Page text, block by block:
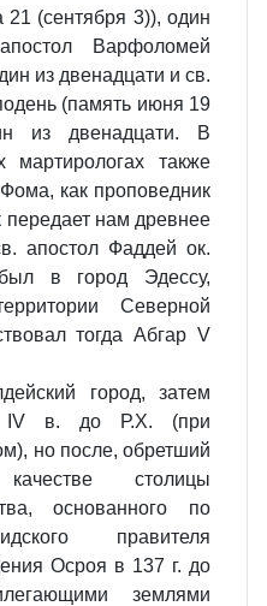
21 (сентября 3)), один
Варфоломей
из двенадцати и св.
(память июня 19
из двенадцати. В
мартирологах также
как проповедник
нам древнее
апостол Фаддей ок.
в город Эдессу,
Северной
тогда Абгар V
город, затем
IV в. до Р.Х. (при
но после, обретший
столицы
основанного по
правителя
Осроя в 137 г. до
землями